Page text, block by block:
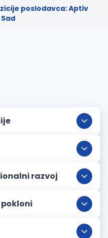
poslodavca: Aptiv
razvoj